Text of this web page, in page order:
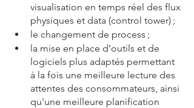
visualisation en temps réel des flux
physiques et data (control tower) ;
le changement de process ;
la mise en place d’outils et de
logiciels plus adaptés permettant
à la fois une meilleure lecture des
attentes des consommateurs, ainsi
qu'une meilleure planification